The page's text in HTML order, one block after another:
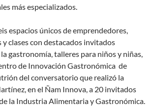
más especializados.
espacios únicos de emprendedores,
clases con destacados invitados
gastronomía, talleres para niños y niñas,
de Innovación Gastronómica de
del conversatorio que realizó la
en el Ñam Innova, a 20 invitados
la Industria Alimentaria y Gastronómica.